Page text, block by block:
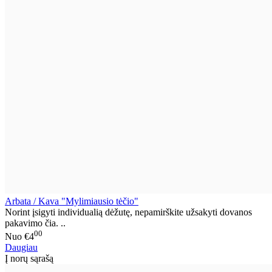
Arbata / Kava "Mylimiausio tėčio"
Norint įsigyti individualią dėžutę, nepamirškite užsakyti dovanos
pakavimo čia. ..
Nuo €400
Daugiau
Į norų sąrašą